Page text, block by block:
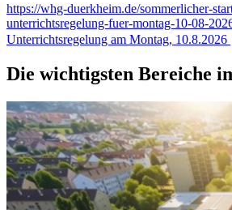
https://whg-duerkheim.de/sommerlicher-
unterrichtsregelung-fuer-montag-10-08-
Unterrichtsregelung am Montag, 10.8.2026
Die wichtigsten Bereiche